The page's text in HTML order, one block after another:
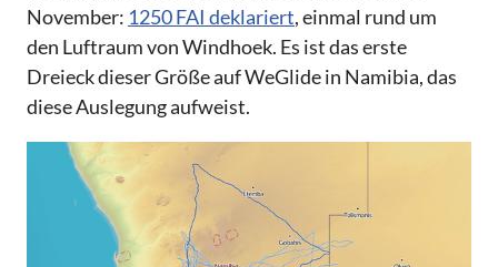
November: 1250 FAI deklariert, einmal rund um
den Luftraum von Windhoek. Es ist das erste
Dreieck dieser Größe auf WeGlide in Namibia, das
diese Auslegung aufweist.